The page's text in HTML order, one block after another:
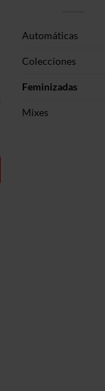
Automáticas
Colecciones
Feminizadas
Mixes